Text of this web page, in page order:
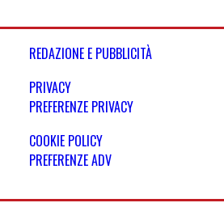
REDAZIONE E PUBBLICITÀ
PRIVACY
PREFERENZE PRIVACY
COOKIE POLICY
PREFERENZE ADV